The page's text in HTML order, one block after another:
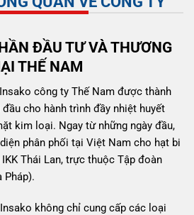
ĐẦU TƯ VÀ THƯƠNG
THẾ NAM
công ty Thế Nam được thành
cho hành trình đầy nhiệt huyết
kim loại. Ngay từ những ngày đầu,
phân phối tại Việt Nam cho hạt bi
Thái Lan, trực thuộc Tập đoàn
Pháp).
không chỉ cung cấp các loại